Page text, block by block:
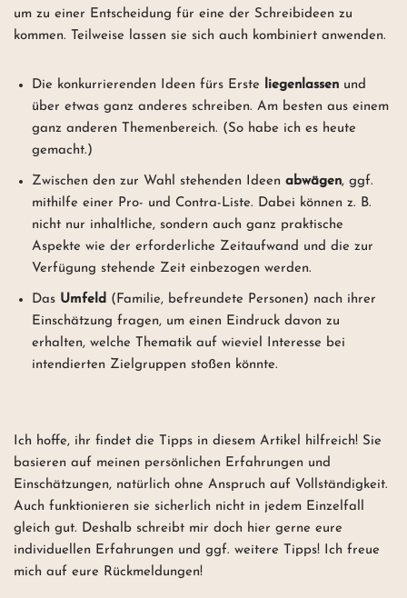
um zu einer Entscheidung für eine der Schreibideen zu
kommen. Teilweise lassen sie sich auch kombiniert anwenden.
Die konkurrierenden Ideen fürs Erste liegenlassen und
über etwas ganz anderes schreiben. Am besten aus einem
ganz anderen Themenbereich. (So habe ich es heute
gemacht.)
Zwischen den zur Wahl stehenden Ideen abwägen, ggf.
mithilfe einer Pro- und Contra-Liste. Dabei können z. B.
nicht nur inhaltliche, sondern auch ganz praktische
Aspekte wie der erforderliche Zeitaufwand und die zur
Verfügung stehende Zeit einbezogen werden.
Das Umfeld (Familie, befreundete Personen) nach ihrer
Einschätzung fragen, um einen Eindruck davon zu
erhalten, welche Thematik auf wieviel Interesse bei
intendierten Zielgruppen stoßen könnte.
Ich hoffe, ihr findet die Tipps in diesem Artikel hilfreich! Sie
basieren auf meinen persönlichen Erfahrungen und
Einschätzungen, natürlich ohne Anspruch auf Vollständigkeit.
Auch funktionieren sie sicherlich nicht in jedem Einzelfall
gleich gut. Deshalb schreibt mir doch hier gerne eure
individuellen Erfahrungen und ggf. weitere Tipps! Ich freue
mich auf eure Rückmeldungen!